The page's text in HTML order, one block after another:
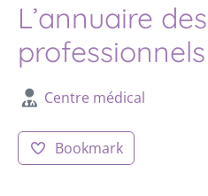
L’annuaire des
Centre médical
Bookmark